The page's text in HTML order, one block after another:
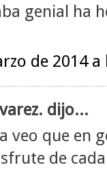
genial ha
de 2014 a
dijo...
veo que en
de